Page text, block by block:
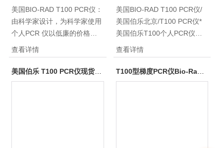
美国BIO-RAD T100 PCR仪：
由科学家设计，为科学家使用
个人PCR 仪以低廉的价格提
供高品质的性能。T100 同时
具有优良的技术指标和美观的
外形设计。其96 孔格式和大
型显示屏适合所有用户。
查看详情
美国BIO-RAD T100 PCR仪/
美国伯乐北京/T100 PCR仪*
美国伯乐T100个人PCR仪由
科学家设计，为科学家使用个
人PCR 仪以低廉的价格提供
高品质的性能。T100 同时具
有优良的技术指标和美观的外
查看详情
美国伯乐 T100 PCR仪现货价格 T100型梯度PCR仪Bio-Rad T100梯度PCR仪\ Bio-Rad T100 PCR仪/Bio-Rad北京